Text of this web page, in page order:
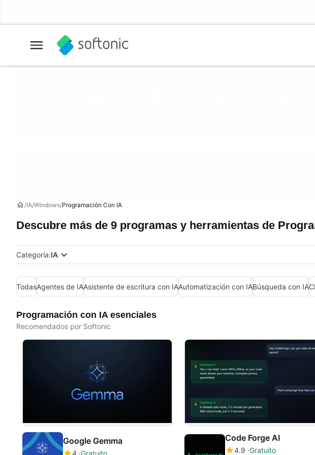
IA Windows Programación Con IA
Descubre más de 9 programas y herramientas de
Categoría:IA
TodasAgentes de IAAsistente de escritura con IAAutomatización con IABúsqueda con IA
Programación con IA esenciales
Recomendados por Softonic
Google Gemma Code Forge AI
4.9 Gratuito